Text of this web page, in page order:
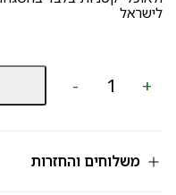
לישראל
-
כמות
שוקולד
+
משלוחים והחזרות